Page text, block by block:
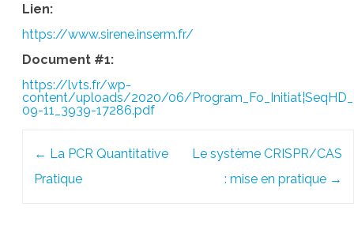
Lien:
https://www.sirene.inserm.fr/
Document #1:
https://lvts.fr/wp-
content/uploads/2020/06/
09-11_3939-17286.pdf
← La PCR Quantitative
Pratique
Le système CRISPR/CAS
: mise en pratique →